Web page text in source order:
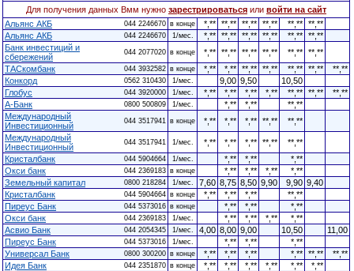
Для получения данных Вмм нужно зарестрироваться или войти на сайт
Альянс АКБ
044 2246670 в конце *,** **,** **,** **,** **,** **,**
Альянс АКБ
044 2246670 1/мес. *,** **,** **,** **,** **,** **,**
Банк инвестиций и
сбережений
044 2077020 в конце *,** **,** **,** **,** **,** **,**
ТАСкомбанк
044 3932582 в конце *,** *,** **,** **,** **,** **,**
**,**
Конкорд
0562 310430 1/мес. 9,00 9,50
10,50
Глобус
044 3920000 1/мес. *,** *,** *,** *,** **,** **,**
**,**
А-Банк
0800 500809 1/мес. *,** *,**
**,**
Международный
Инвестиционный
044 3517941 в конце *,** *,** *,** **,**
**,**
Международный
Инвестиционный
044 3517941 1/мес. *,** *,** *,** **,**
**,**
Кристалбанк
044 5904664 1/мес. *,** *,**
*,**
Окси банк
044 2369183 в конце *,** *,** *,**
*,**
Земельный капитал
0800 218284 1/мес. 7,60 8,75 8,50 9,90 9,90 9,40
Кристалбанк
044 5904664 в конце *,** *,** *,**
**,**
Пиреус Банк
044 5373016 в конце *,** *,**
*,**
Окси банк
044 2369183 1/мес. *,** *,** *,**
*,**
Асвио Банк
044 2054345 1/мес. 4,00 8,00 9,00 10,50
11,00
Пиреус Банк
044 5373016 1/мес. *,** *,**
*,**
Универсал Банк
0800 300200 в конце *,** *,** *,** *,** **,**
**,**
Идея Банк
044 2351870 в конце *,** *,** *,** *,** *,**
*,**